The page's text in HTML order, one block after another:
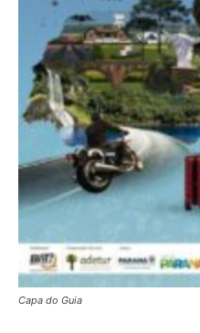
Capa do Guia